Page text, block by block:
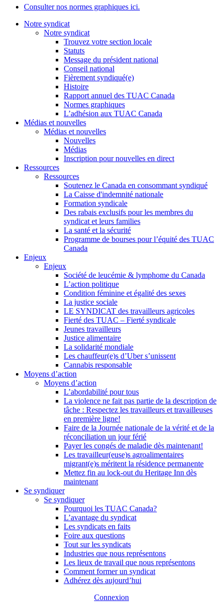
Consulter nos normes graphiques ici.
Notre syndicat
Notre syndicat
Trouvez votre section locale
Statuts
Message du président national
Conseil national
Fièrement syndiqué(e)
Histoire
Rapport annuel des TUAC Canada
Normes graphiques
L’adhésion aux TUAC Canada
Médias et nouvelles
Médias et nouvelles
Nouvelles
Médias
Inscription pour nouvelles en direct
Ressources
Ressources
Soutenez le Canada en consommant syndiqué
La Caisse d'indemnité nationale
Formation syndicale
Des rabais exclusifs pour les membres du
syndicat et leurs families
La santé et la sécurité
Programme de bourses pour l’équité des TUAC
Canada
Enjeux
Enjeux
Société de leucémie & lymphome du Canada
L’action politique
Condition féminine et égalité des sexes
La justice sociale
LE SYNDICAT des travailleurs agricoles
Fierté des TUAC – Fierté syndicale
Jeunes travailleurs
Justice alimentaire
La solidarité mondiale
Les chauffeur(e)s d’Uber s’unissent
Cannabis responsable
Moyens d’action
Moyens d’action
L’abordabilité pour tous
La violence ne fait pas partie de la description de
tâche : Respectez les travailleurs et travailleuses
en première ligne!
Faire de la Journée nationale de la vérité et de la
réconciliation un jour férié
Payer les congés de maladie dès maintenant!
Les travailleur(euse)s agroalimentaires
migrant(e)s méritent la résidence permanente
Mettez fin au lock-out du Heritage Inn dès
maintenant
Se syndiquer
Se syndiquer
Pourquoi les TUAC Canada?
L’avantage du syndicat
Les syndicats en faits
Foire aux questions
Tout sur les syndicats
Industries que nous représentons
Les lieux de travail que nous représentons
Comment former un syndicat
Adhérez dès aujourd’hui
Connexion